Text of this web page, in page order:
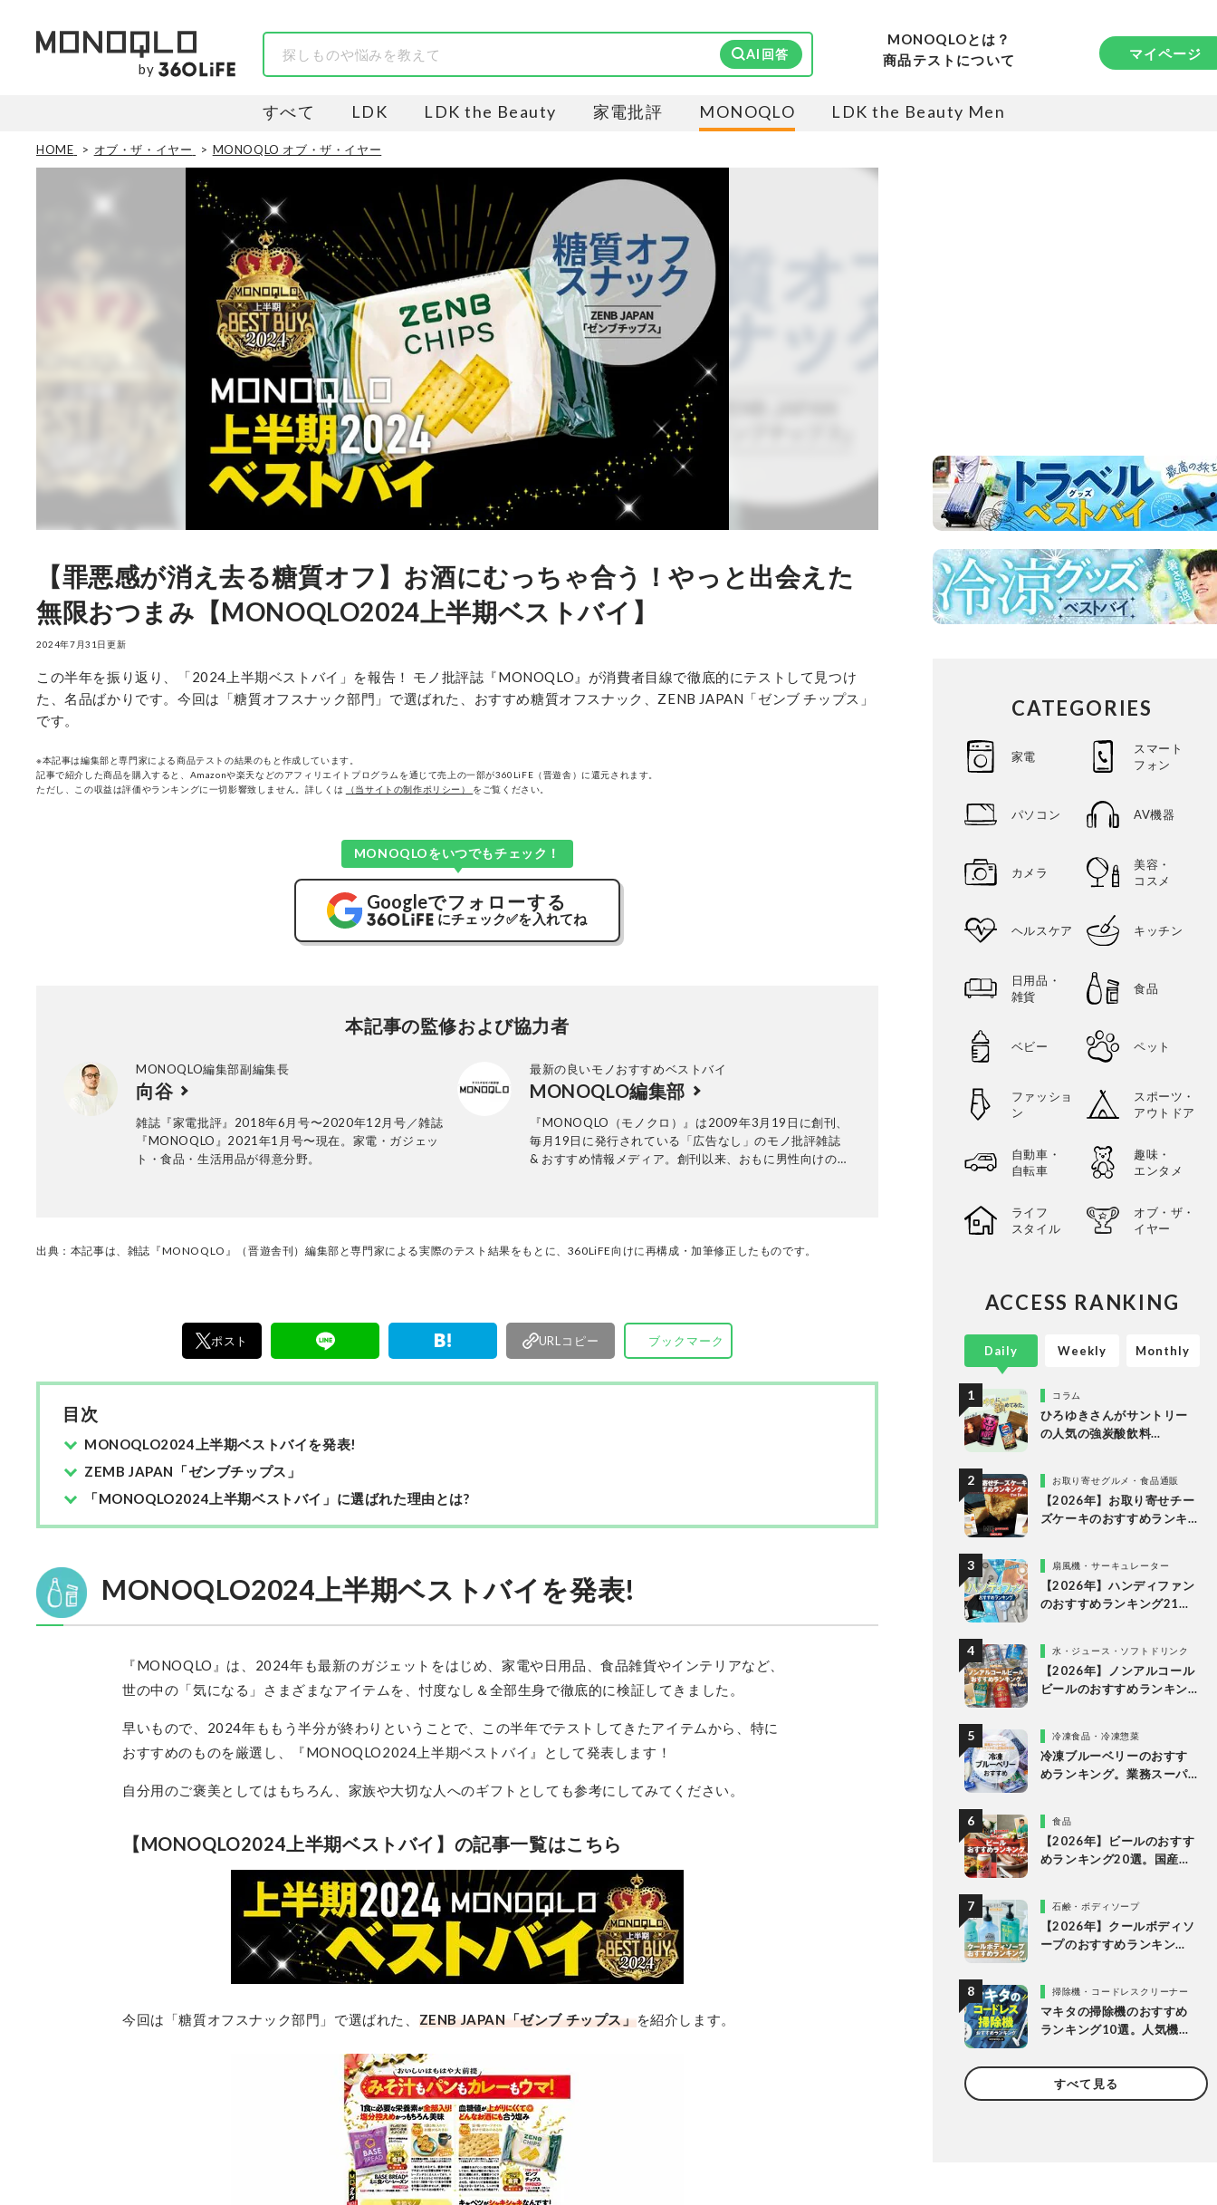
by
AI回答
MONOQLOとは？
商品テストについて
マイページ
すべて LDK LDK the Beauty 家電批評 MONOQLO LDK the Beauty Men
HOME オブ・ザ・イヤー MONOQLO オブ・ザ・イヤー
【罪悪感が消え去る糖質オフ】お酒にむっちゃ合う！やっと出会えた
無限おつまみ【MONOQLO2024上半期ベストバイ】
2024年7月31日更新
この半年を振り返り、「2024上半期ベストバイ」を報告！ モノ批評誌『MONOQLO』が消費者目線で徹底的にテストして見つけ
た、名品ばかりです。今回は「糖質オフスナック部門」で選ばれた、おすすめ糖質オフスナック、ZENB JAPAN「ゼンブ チップス」
です。
※本記事は編集部と専門家による商品テストの結果のもと作成しています。
記事で紹介した商品を購入すると、Amazonや楽天などのアフィリエイトプログラムを通じて売上の一部が360LiFE（晋遊舎）に還元されます。
ただし、この収益は評価やランキングに一切影響致しません。詳しくは
（当サイトの制作ポリシー） をご覧ください。
MONOQLOをいつでもチェック！
Googleでフォローする
にチェック✅を入れてね
本記事の監修および協力者
MONOQLO編集部副編集長
向谷
雑誌『家電批評』2018年6月号〜2020年12月号／雑誌
『MONOQLO』2021年1月号〜現在。家電・ガジェッ
ト・食品・生活用品が得意分野。
最新の良いモノおすすめベストバイ
MONOQLO編集部
『MONOQLO（モノクロ）』は2009年3月19日に創刊、
毎月19日に発行されている「広告なし」のモノ批評雑誌
& おすすめ情報メディア。創刊以来、おもに男性向けの生
11名以上の編集体制で日々の検証・記事制作を行ってい
出典：本記事は、雑誌『MONOQLO』（晋遊舎刊）編集部と専門家による実際のテスト結果をもとに、360LiFE向けに再構成・加筆修正したものです。
ポスト URLコピー ブックマーク
目次
MONOQLO2024上半期ベストバイを発表!
ZEMB JAPAN「ゼンブチップス」
「MONOQLO2024上半期ベストバイ」に選ばれた理由とは?
MONOQLO2024上半期ベストバイを発表!
『MONOQLO』は、2024年も最新のガジェットをはじめ、家電や日用品、食品雑貨やインテリアなど、
世の中の「気になる」さまざまなアイテムを、忖度なし＆全部生身で徹底的に検証してきました。
早いもので、2024年ももう半分が終わりということで、この半年でテストしてきたアイテムから、特に
おすすめのものを厳選し、『MONOQLO2024上半期ベストバイ』として発表します！
自分用のご褒美としてはもちろん、家族や大切な人へのギフトとしても参考にしてみてください。
【MONOQLO2024上半期ベストバイ】の記事一覧はこちら
今回は「糖質オフスナック部門」で選ばれた、 ZENB JAPAN「ゼンブ チップス」を紹介します。
ZENB JAPAN
ゼンブチップス
最安価格:¥3,980〜
CATEGORIES
家電
スマート
フォン
パソコン AV機器
カメラ
美容・
コスメ
ヘルスケア キッチン
日用品・
雑貨
食品
ベビー ペット
ファッショ
ン
スポーツ・
アウトドア
自動車・
自転車
趣味・
エンタメ
ライフ
スタイル
オブ・ザ・
イヤー
ACCESS RANKING
Daily
コラム
ひろゆきさんがサントリー
の人気の強炭酸飲料
を実飲して食レポ！
お取り寄せグルメ・食品通販
【2026年】お取り寄せチー
ズケーキのおすすめランキ
扇風機・サーキュレーター
【2026年】ハンディファン
のおすすめランキング21
比較水・ジュース・ソフトドリンク
【2026年】ノンアルコール
ビールのおすすめランキン
冷凍食品・冷凍惣菜
冷凍ブルーベリーのおすす
めランキング。業務スーパ
食品
【2026年】ビールのおすす
めランキング20選。国産の
石鹸・ボディソープ
【2026年】クールボディソ
ープのおすすめランキン
掃除機・コードレスクリーナー
マキタの掃除機のおすすめ
ランキング10選。人気機種
すべて見る
Weekly Monthly